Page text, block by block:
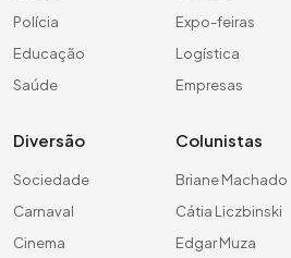
Polícia
Educação
Saúde
Expo-feiras
Logística
Empresas
Diversão
Sociedade
Carnaval
Cinema
Colunistas
Briane Machado
Cátia Liczbinski
Edgar Muza